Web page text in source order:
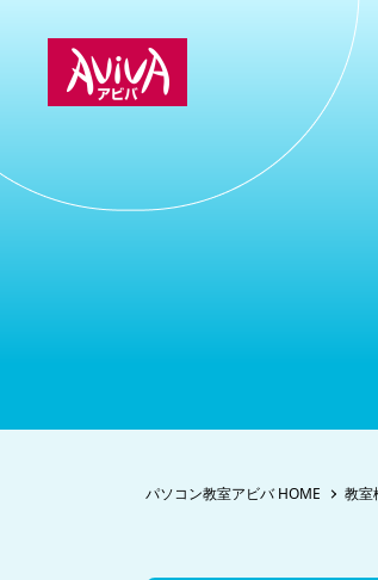
パソコン教室アビバ HOME 教室